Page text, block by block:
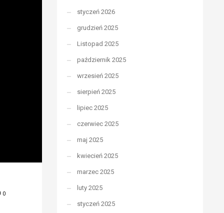
0
styczeń 2026
grudzień 2025
Listopad 2025
październik 2025
wrzesień 2025
sierpień 2025
lipiec 2025
czerwiec 2025
maj 2025
kwiecień 2025
marzec 2025
luty 2025
styczeń 2025